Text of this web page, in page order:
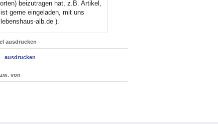
beizutragen hat, z.B. Artikel,
gerne eingeladen, mit uns
alb.de ).
ausdrucken
ausdrucken
von